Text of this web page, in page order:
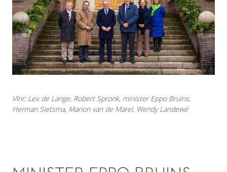
Vlnr: Lex de Lange, Robert Spronk, minister Eppo Bruins,
Herman Sietsma, Marion van de Marel, Wendy Landewé